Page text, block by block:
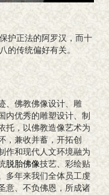
护正法的阿罗汉，而十
的传统偏好有关。
、佛教佛像设计、雕
内优秀的雕塑设计、制
托，以佛教造像艺术为
，兼收并蓄，开拓创
作和现代人文环境融为
脱胎佛像技艺、彩绘贴
多年来我们全体员工虔
意、不负佛恩，所成诸